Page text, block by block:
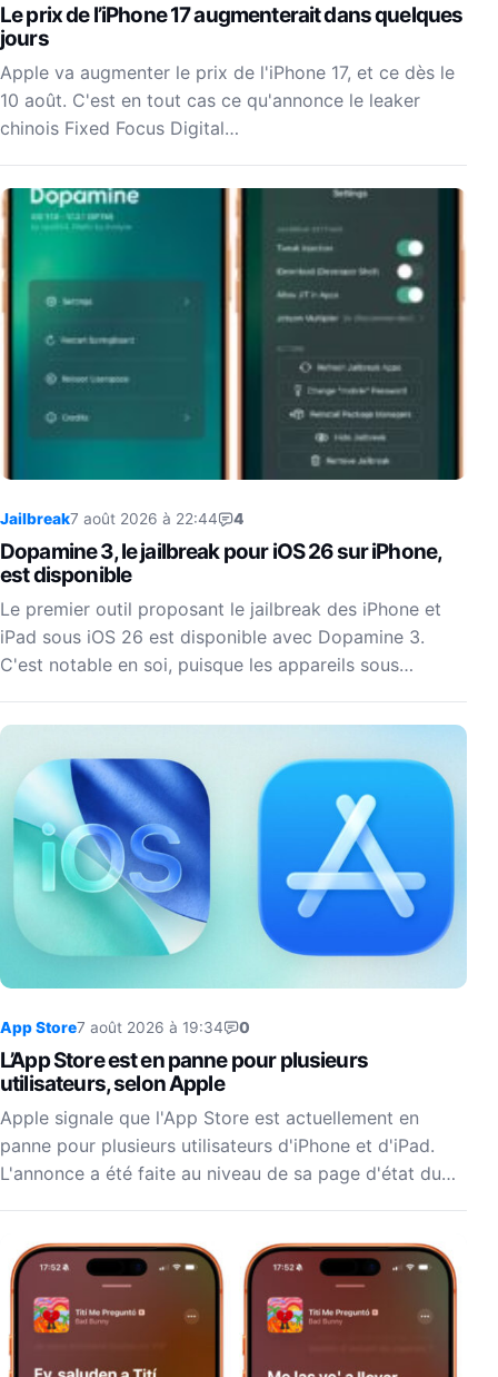
Le prix de l’iPhone 17 augmenterait dans quelques
jours
Apple va augmenter le prix de l'iPhone 17, et ce dès le
10 août. C'est en tout cas ce qu'annonce le leaker
chinois Fixed Focus Digital…
Jailbreak7 août 2026 à 22:44 4
Dopamine 3, le jailbreak pour iOS 26 sur iPhone,
est disponible
Le premier outil proposant le jailbreak des iPhone et
iPad sous iOS 26 est disponible avec Dopamine 3.
C'est notable en soi, puisque les appareils sous…
App Store7 août 2026 à 19:34 0
L’App Store est en panne pour plusieurs
utilisateurs, selon Apple
Apple signale que l'App Store est actuellement en
panne pour plusieurs utilisateurs d'iPhone et d'iPad.
L'annonce a été faite au niveau de sa page d'état du…